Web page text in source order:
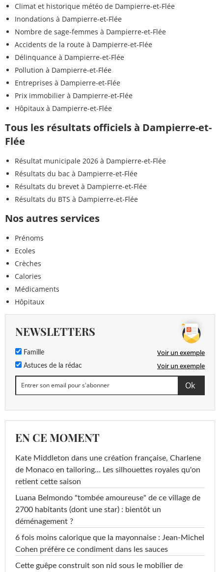
Climat et historique météo de Dampierre-et-Flée
Inondations à Dampierre-et-Flée
Nombre de sage-femmes à Dampierre-et-Flée
Accidents de la route à Dampierre-et-Flée
Délinquance à Dampierre-et-Flée
Pollution à Dampierre-et-Flée
Entreprises à Dampierre-et-Flée
Prix immobilier à Dampierre-et-Flée
Hôpitaux à Dampierre-et-Flée
Tous les résultats officiels à Dampierre-et-
Flée
Résultat municipale 2026 à Dampierre-et-Flée
Résultats du bac à Dampierre-et-Flée
Résultats du brevet à Dampierre-et-Flée
Résultats du BTS à Dampierre-et-Flée
Nos autres services
Prénoms
Ecoles
Crèches
Calories
Médicaments
Hôpitaux
NEWSLETTERS
Famille Voir un exemple
Astuces de la rédac Voir un exemple
EN CE MOMENT
Kate Middleton dans une création française, Charlene
de Monaco en tailoring… Les silhouettes royales qu'on
retient cette saison
Luana Belmondo "tombée amoureuse" de ce village de
2700 habitants (dont une star) : bientôt un
déménagement ?
6 fois moins calorique que la mayonnaise : Jean-Michel
Cohen préfère ce condiment dans les sauces
Cette guêpe construit son nid sous le mobilier de